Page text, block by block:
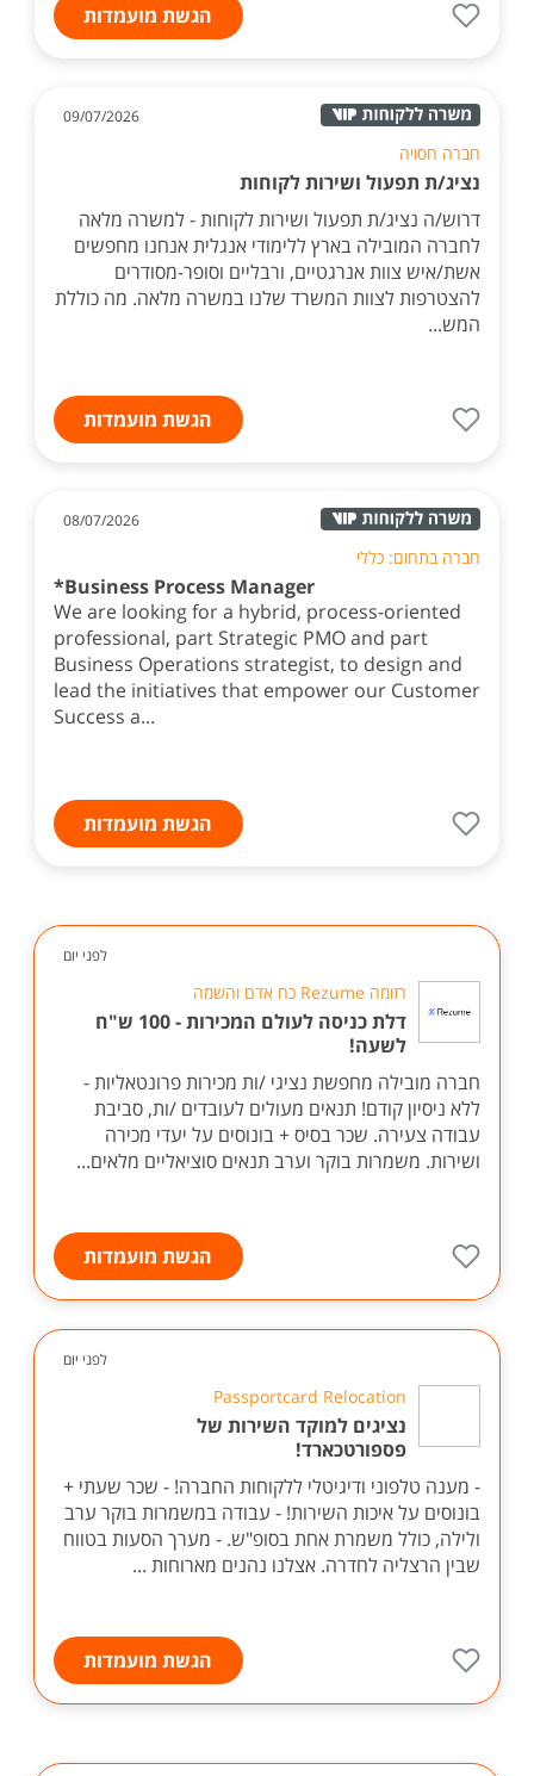
הגשת מועמדות
09/07/2026
חברה חסויה
נציג/ת תפעול ושירות לקוחות
דרוש/ה נציג/ת תפעול ושירות לקוחות - למשרה מלאה
לחברה המובילה בארץ ללימודי אנגלית אנחנו מחפשים
אשת/איש צוות אנרגטיים, ורבליים וסופר-מסודרים
להצטרפות לצוות המשרד שלנו במשרה מלאה. מה כוללת
המש...
הגשת מועמדות
08/07/2026
חברה בתחום: כללי
*Business Process Manager
We are looking for a hybrid, process-oriented
professional, part Strategic PMO and part
Business Operations strategist, to design and
lead the initiatives that empower our Customer
Success a...
הגשת מועמדות
לפני יום
רזומה Rezume כח אדם והשמה
דלת כניסה לעולם המכירות - 100 ש"ח
לשעה!
חברה מובילה מחפשת נציגי /ות מכירות פרונטאליות -
ללא ניסיון קודם! תנאים מעולים לעובדים /ות, סביבת
עבודה צעירה. שכר בסיס + בונוסים על יעדי מכירה
ושירות. משמרות בוקר וערב תנאים סוציאליים מלאים...
הגשת מועמדות
לפני יום
Passportcard Relocation
נציגים למוקד השירות של
פספורטכארד!
- מענה טלפוני ודיגיטלי ללקוחות החברה! - שכר שעתי +
בונוסים על איכות השירות! - עבודה במשמרות בוקר ערב
ולילה, כולל משמרת אחת בסופ"ש. - מערך הסעות בטווח
שבין הרצליה לחדרה. אצלנו נהנים מארוחות ...
הגשת מועמדות